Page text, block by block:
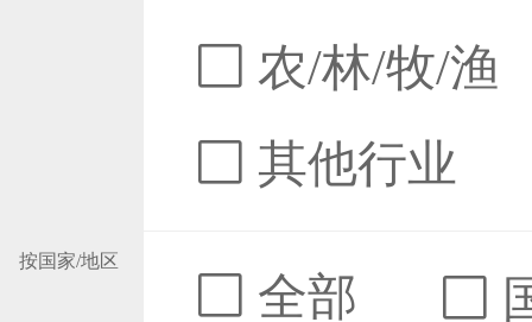
农/林/牧/渔
其他行业
按国家/地区
全部